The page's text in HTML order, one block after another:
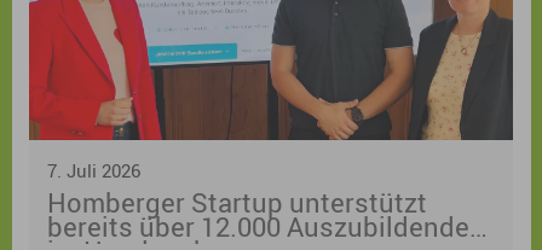
7. Juli 2026
Homberger Startup unterstützt
bereits über 12.000 Auszubildende